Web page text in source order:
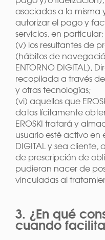
asociadas a la
autorizar el pago y
servicios, en particular;
(v) los resultantes de
(hábitos de
ENTORNO DIGITAL),
recopilada a través
y otras tecnologías;
(vi) aquellos que
datos lícitamente
EROSKI tratará y
usuario esté activo en
DIGITAL y sea
de prescripción de
pudieran nacer de
vinculadas al
3. ¿En qué
cuando